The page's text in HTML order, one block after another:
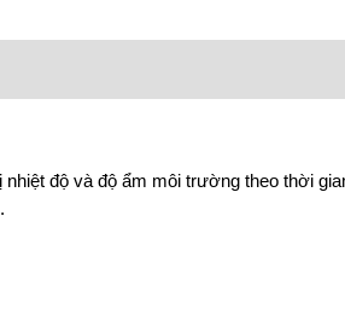
độ và độ ẩm môi trường theo thời